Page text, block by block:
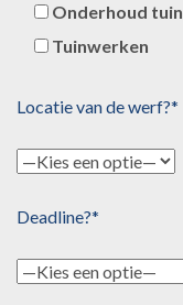
Onderhoud tuin
Tuinwerken
Locatie van de werf?*
Deadline?*